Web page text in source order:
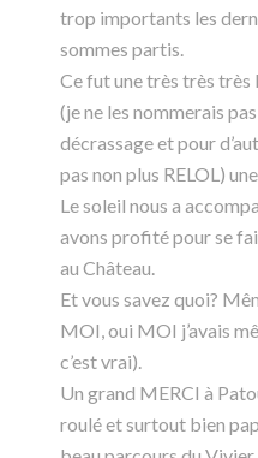
trop importants les
sommes partis.
Ce fut une très très
(je ne les nommerais
décrassage et pour
pas non plus RELOL)
Le soleil nous a
avons profité pour se
au Château.
Et vous savez quoi?
MOI, oui MOI j’avais
c’est vrai).
Un grand MERCI à
roulé et surtout bien